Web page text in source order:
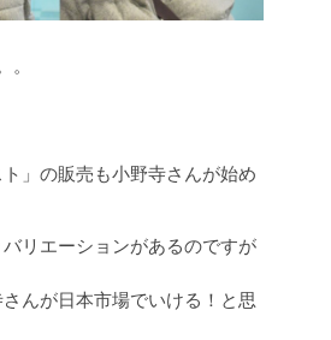
。
」の販売も小野寺さんが始め
リエーションがあるのですが
んが日本市場でいける！と思